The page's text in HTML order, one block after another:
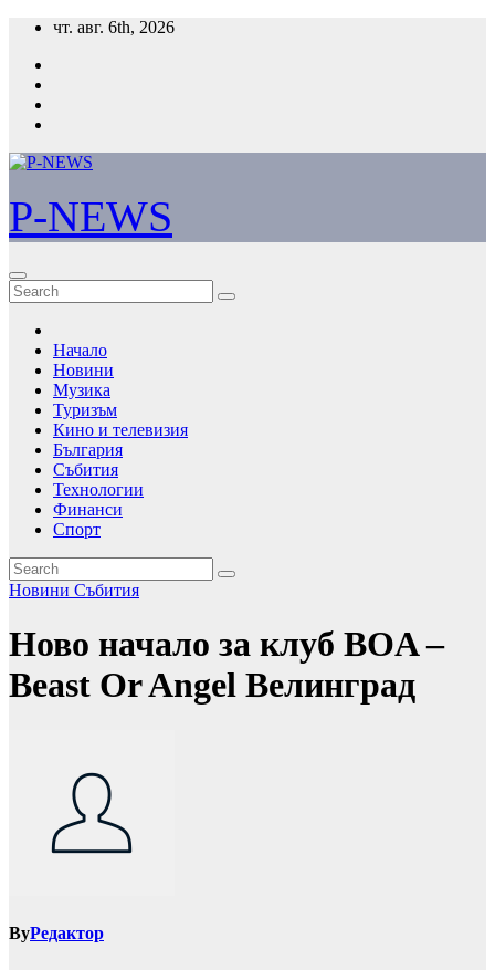
Skip
content
чт. авг. 6th, 2026
P-NEWS
Начало
Новини
Музика
Туризъм
Кино и телевизия
България
Събития
Технологии
Финанси
Спорт
Новини Събития
Ново начало за клуб BOA –
Beast Or Angel Велинград
ByРедактор